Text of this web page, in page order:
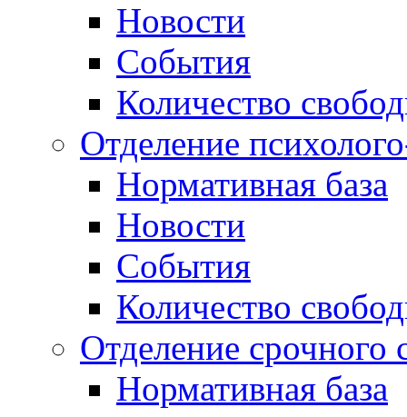
Новости
События
Количество
Отделение
Нормативная база
Новости
События
Количество
Отделение срочного
Нормативная база